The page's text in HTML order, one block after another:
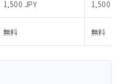
1,500 JPY 1,500
無料 無料